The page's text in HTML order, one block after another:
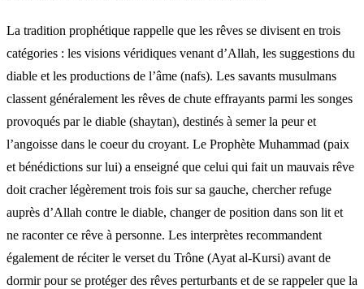
La tradition prophétique rappelle que les rêves se divisent en trois
catégories : les visions véridiques venant d’Allah, les suggestions du
diable et les productions de l’âme (nafs). Les savants musulmans
classent généralement les rêves de chute effrayants parmi les songes
provoqués par le diable (shaytan), destinés à semer la peur et
l’angoisse dans le coeur du croyant. Le Prophète Muhammad (paix
et bénédictions sur lui) a enseigné que celui qui fait un mauvais rêve
doit cracher légèrement trois fois sur sa gauche, chercher refuge
auprès d’Allah contre le diable, changer de position dans son lit et
ne raconter ce rêve à personne. Les interprètes recommandent
également de réciter le verset du Trône (Ayat al-Kursi) avant de
dormir pour se protéger des rêves perturbants et de se rappeler que la